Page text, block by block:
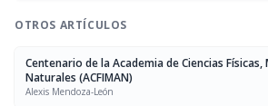
OTROS ARTÍCULOS
Centenario de la Academia de Ciencias
Naturales (ACFIMAN)
Alexis Mendoza-León